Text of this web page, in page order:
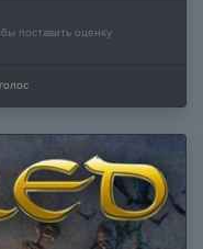
поставить оценку
голос